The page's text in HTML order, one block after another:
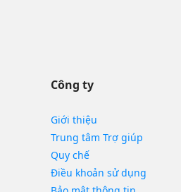
Công ty
Giới thiệu
Trung tâm Trợ giúp
Quy chế
Điều khoản sử dụng